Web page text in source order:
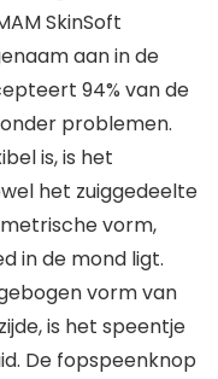
SkinSoft
aan in de
94% van de
problemen.
is, is het
het zuiggedeelte
vorm,
in de mond ligt.
vorm van
is het speentje
De fopspeenknop